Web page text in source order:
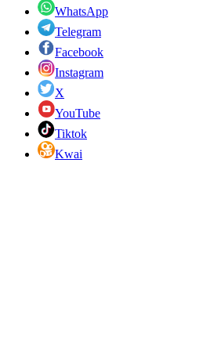
WhatsApp
Telegram
Facebook
Instagram
X
YouTube
Tiktok
Kwai